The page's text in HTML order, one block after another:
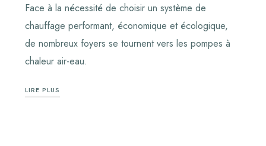
Face à la nécessité de choisir un système de
chauffage performant, économique et écologique,
de nombreux foyers se tournent vers les pompes à
chaleur air-eau.
LIRE PLUS